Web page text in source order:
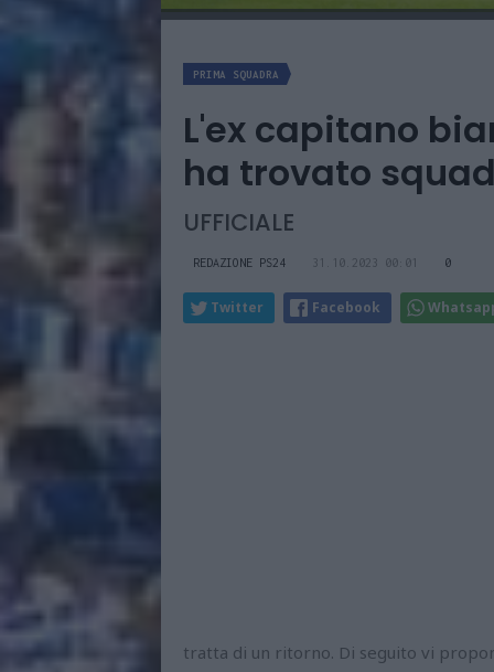
PRIMA SQUADRA
L'ex capitano
ha trovato
UFFICIALE
REDAZIONE PS24 31.10.2023 00:01 0
Twitter Facebook
tratta di un ritorno. Di seguito vi